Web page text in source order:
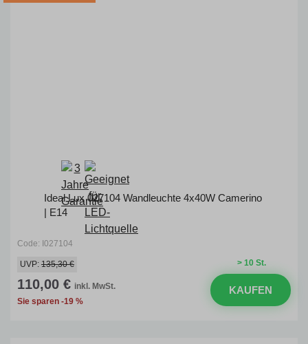
Ideal Lux 027104 Wandleuchte 4x40W Camerino
| E14
Code: I027104
> 10 St.
UVP: 135,30 €
110,00 € inkl. MwSt.
Sie sparen -19 %
KAUFEN